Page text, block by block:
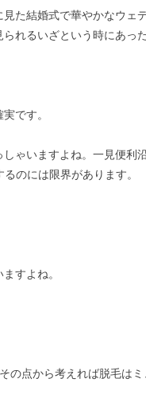
た結婚式で華やかなウェ
れるいざという時にあった
です。
ゃいますよね。一見便利
のには限界があります。
すよね。
の点から考えれば脱毛はミ